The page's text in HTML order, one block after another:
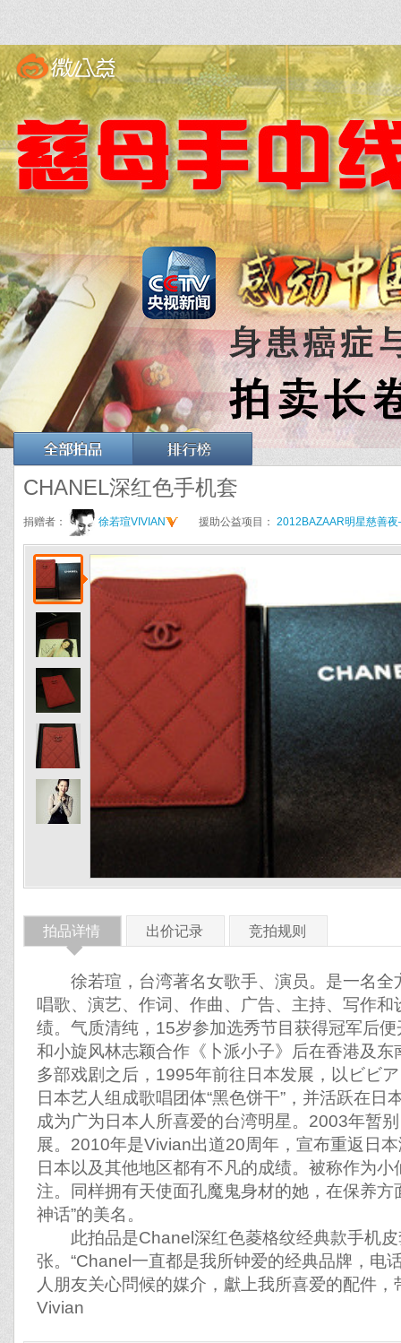
CHANEL深红色手机套
捐赠者： 徐若瑄VIVIAN 援助公益项目： 2012BAZAAR明星慈善
拍品详情
◆
出价记录 竞拍规则
徐若瑄，台湾著名女歌手、演员。是一名全
唱歌、演艺、作词、作曲、广告、主持、写作
绩。气质清纯，15岁参加选秀节目获得冠军后
和小旋风林志颖合作《卜派小子》后在香港及
多部戏剧之后，1995年前往日本发展，以ビビ
日本艺人组成歌唱团体“黑色饼干”，并活跃在日
成为广为日本人所喜爱的台湾明星。2003年暂
展。2010年是Vivian出道20周年，宣布重返日
日本以及其他地区都有不凡的成绩。被称作为
注。同样拥有天使面孔魔鬼身材的她，在保养方
神话”的美名。
此拍品是Chanel深红色菱格纹经典款手机皮
张。“Chanel一直都是我所钟爱的经典品牌，电
人朋友关心問候的媒介，獻上我所喜爱的配件，
Vivian